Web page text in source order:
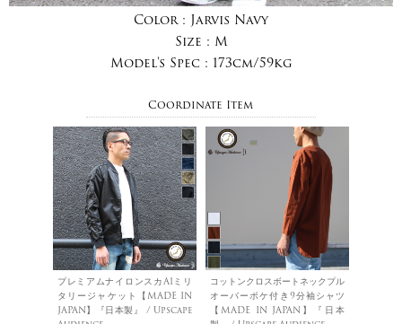
Color : Jarvis Navy
Size : M
Model's Spec : 173cm/59kg
Coordinate Item
プレミアムナイロンスカA1ミリ
タリージャケット【MADE IN
JAPAN】『日本製』 / Upscape
コットンクロスボートネックプル
オーバーポケ付き9分袖シャツ
【MADE IN JAPAN】『日本